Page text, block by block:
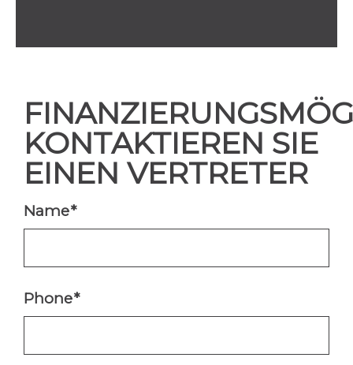
KONTAKTIEREN SIE
EINEN VERTRETER
Name*
Phone*